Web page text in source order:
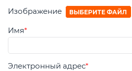
Изображение ВЫБЕРИТЕ ФАЙЛ
Имя
Электронный адрес